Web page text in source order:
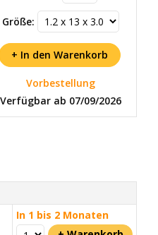
Größe:
Vorbestellung
Verfügbar ab 07/09/2026
In 1 bis 2 Monaten